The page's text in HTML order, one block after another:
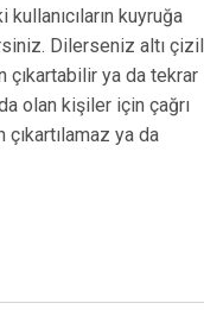
kuyruğa
Dilerseniz altı
çıkartabilir ya da tekrar
olan kişiler için çağrı
ya da